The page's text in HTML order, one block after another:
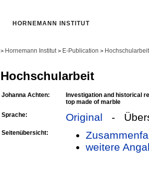
HORNEMANN INSTITUT
> Hornemann Institut > E-Publication >
Hochschularbeit
Johanna Achten:
Investigation and historical
top made of marble
Sprache:
Original -
Seitenübersicht:
weitere